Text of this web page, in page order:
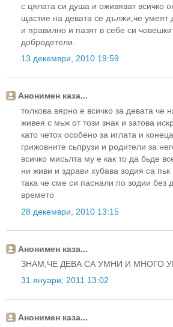
с цялата си душа и оживяват всичко
щастие на девата се дължи,че умеят
и правилно и пазят в себе си
добродетели.
13 декември, 2010 19:59
Анонимен каза...
толкова вярно е всичко за девата че
живея с мьж от този знак и затова
като четох особено за иглата и
грижовните сьпрузи и родители за
всичко мисьлта му е как то да бьде
ни живи и здрави хубава зодия са
така че сме си паснали по зодии без
времето
28 декември, 2010 13:15
Анонимен каза...
ЗНАМ,ЧЕ ДЕВА СА УМНИ И МНОГО
31 януари, 2011 13:02
Анонимен каза...